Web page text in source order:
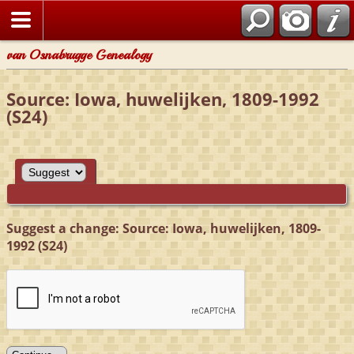
van Osnabrugge Genealogy
Source: Iowa, huwelijken, 1809-1992
(S24)
Suggest a change: Source: Iowa, huwelijken, 1809-
1992 (S24)